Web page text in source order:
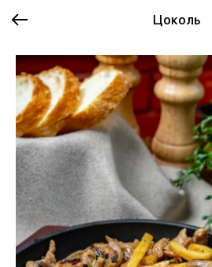
Цоколь